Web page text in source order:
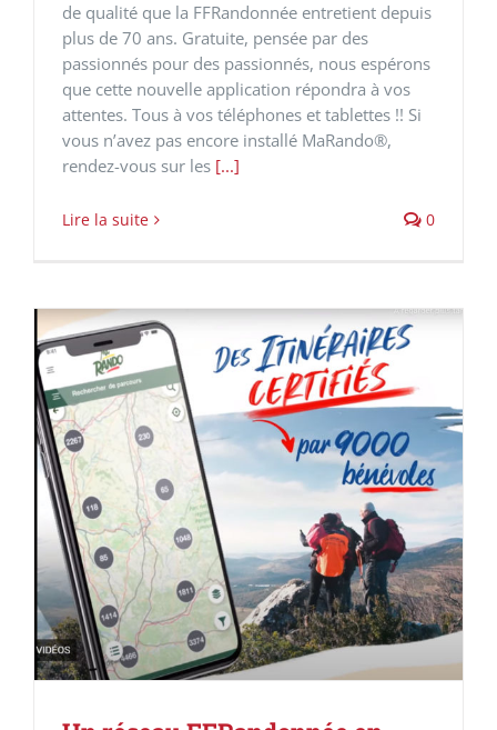
de qualité que la FFRandonnée entretient depuis
plus de 70 ans. Gratuite, pensée par des
passionnés pour des passionnés, nous espérons
que cette nouvelle application répondra à vos
attentes. Tous à vos téléphones et tablettes !! Si
vous n’avez pas encore installé MaRando®,
rendez-vous sur les [...]
Lire la suite 0